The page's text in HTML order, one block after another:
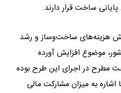
هزینه‌های ساخت‌وساز و رشد
موضوع افزایش آورده
مطرح در اجرای این طرح بوده
به میزان مشارکت مالی